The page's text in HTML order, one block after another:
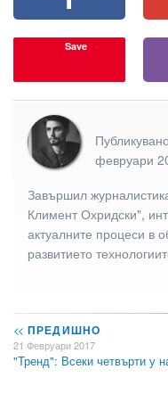
Save
февруари
Завършил
Климент Охридски",
актуалните процеси в
развитието
<< ПРЕДИШНО
21 Февруари 2017
"Тренд": Всеки четвърти у